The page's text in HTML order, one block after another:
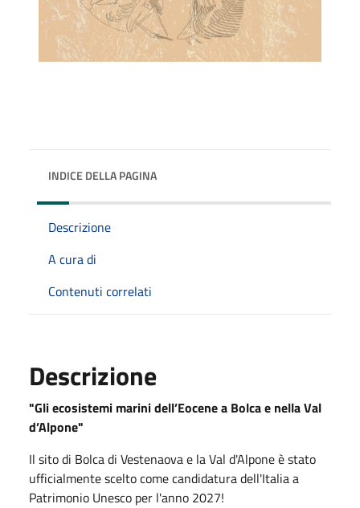
INDICE DELLA PAGINA
Descrizione
A cura di
Contenuti correlati
Descrizione
"Gli ecosistemi marini dell’Eocene a Bolca e nella Val
d’Alpone"
Il sito di Bolca di Vestenaova e la Val d'Alpone è stato
ufficialmente scelto come candidatura dell'Italia a
Patrimonio Unesco per l'anno 2027!